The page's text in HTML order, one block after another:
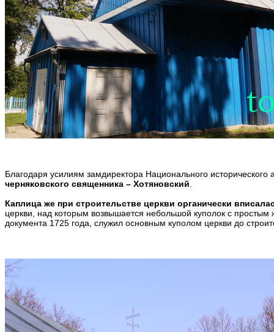
Благодаря усилиям замдиректора Национального исторического
черняковского священника – Хотяновский
Каплица же при строительстве церкви органически
церкви, над которым возвышается небольшой куполок с
документа 1725 года, служил основным куполом церкви до